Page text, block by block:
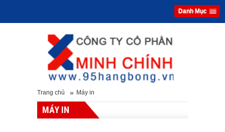
Danh Mục
Trang chủ » Máy in
MÁY IN